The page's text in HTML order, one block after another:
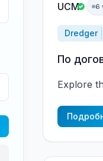
UCM 6
Dredger
По
Explore